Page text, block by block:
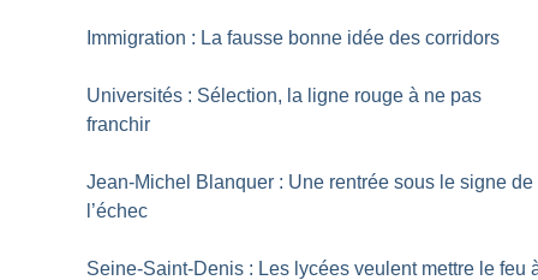
Immigration : La fausse bonne idée des corridors
Universités : Sélection, la ligne rouge à ne pas
franchir
Jean-Michel Blanquer : Une rentrée sous le signe de
l’échec
Seine-Saint-Denis : Les lycées veulent mettre le feu